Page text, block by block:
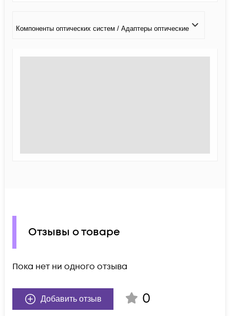
Компоненты оптических систем / Адаптеры оптические
Отзывы о товаре
Пока нет ни одного отзыва
Добавить отзыв 0